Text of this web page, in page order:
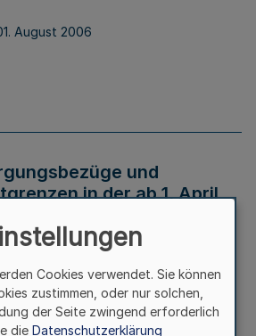
August 2006
und
in der ab 1. April
Cookies verwendet. Sie können
zustimmen, oder nur solchen,
der Seite zwingend erforderlich
die Datenschutzerklärung